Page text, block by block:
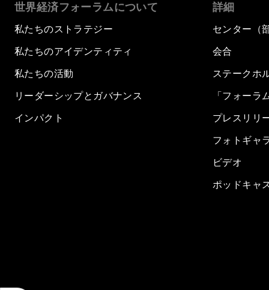
世界経済フォーラムについて
私たちのストラテジー
私たちのアイデンティティ
私たちの活動
リーダーシップとガバナンス
インパクト
詳細
センター（
会合
ステークホ
「フォーラ
プレスリリ
フォトギャ
ビデオ
ポッドキャ